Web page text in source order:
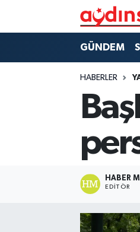
GÜNDEM
HABERLER
HABER
EDITÖR
Nöbetçi Eczaneler
Hava Durumu
Aydin Namaz Vakitleri
Trafik Durumu
Tüm Manşetler
Son Dakika Haberleri